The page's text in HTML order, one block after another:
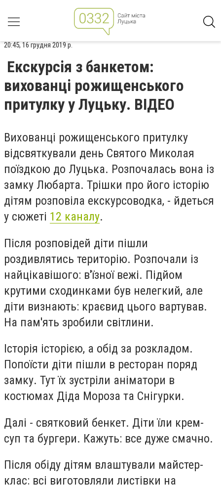
20:45, 16 грудня 2019 р.
Екскурсія з банкетом:
вихованці рожищенського
притулку у Луцьку. ВІДЕО
Вихованці рожищенського притулку
відсвяткували день Святого Миколая
поїздкою до Луцька. Розпочалась вона із
замку Любарта. Трішки про його історію
дітям розповіла екскурсоводка, - йдеться
у сюжеті 12 каналу.
Після розповідей діти пішли
роздивлятись територію. Розпочали із
найцікавішого: в'їзної вежі. Підйом
крутими сходинками був нелегкий, але
діти визнають: краєвид цього вартував.
На пам'ять зробили світлини.
Історія історією, а обід за розкладом.
Попоїсти діти пішли в ресторан поряд
замку. Тут їх зустріли аніматори в
костюмах Діда Мороза та Снігурки.
Далі - святковий бенкет. Діти їли крем-
суп та бургери. Кажуть: все дуже смачно.
Після обіду дітям влаштували майстер-
клас: всі виготовляли листівки на